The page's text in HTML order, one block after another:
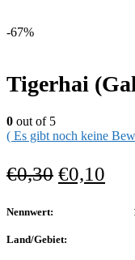
-67%
Tigerhai
0 out of 5
( Es gibt noch keine
€0,30 €0,10
Nennwert:
Land/Gebiet: